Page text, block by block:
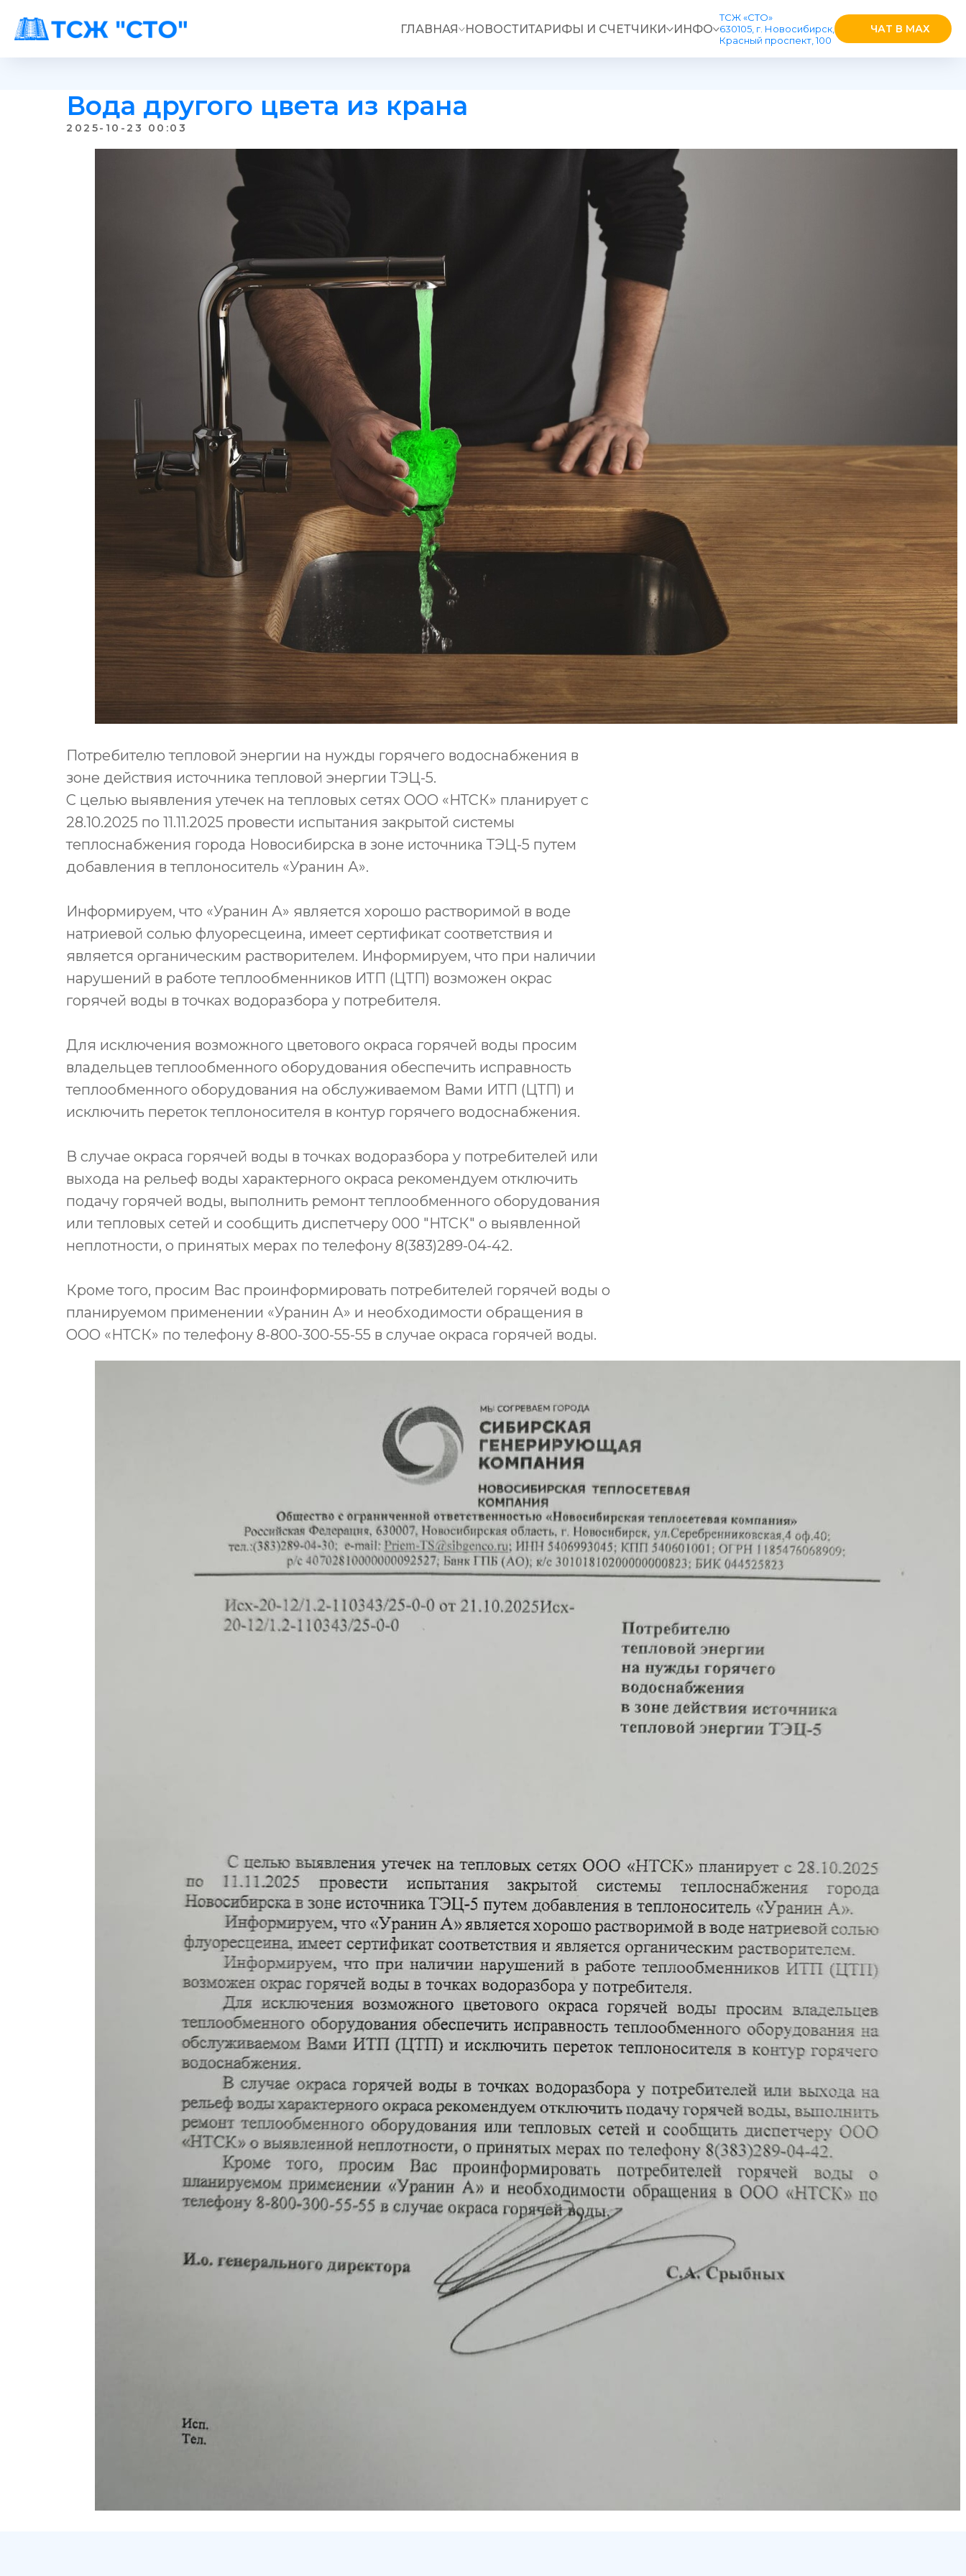
ГЛАВНАЯ НОВОСТИТАРИФЫ И СЧЕТЧИКИ ИНФО
ТСЖ «СТО»
630105, г. Новосибирск,
Красный проспект, 100
ЧАТ В МАХ
Вода другого цвета из крана
2025-10-23 00:03
Потребителю тепловой энергии на нужды горячего водоснабжения в
зоне действия источника тепловой энергии ТЭЦ-5.
С целью выявления утечек на тепловых сетях ООО «НТСК» планирует с
28.10.2025 по 11.11.2025 провести испытания закрытой системы
теплоснабжения города Новосибирска в зоне источника ТЭЦ-5 путем
добавления в теплоноситель «Уранин А».
Информируем, что «Уранин А» является хорошо растворимой в воде
натриевой солью флуоресцеина, имеет сертификат соответствия и
является органическим растворителем. Информируем, что при наличии
нарушений в работе теплообменников ИТП (ЦТП) возможен окрас
горячей воды в точках водоразбора у потребителя.
Для исключения возможного цветового окраса горячей воды просим
владельцев теплообменного оборудования обеспечить исправность
теплообменного оборудования на обслуживаемом Вами ИТП (ЦТП) и
исключить переток теплоносителя в контур горячего водоснабжения.
В случае окраса горячей воды в точках водоразбора у потребителей или
выхода на рельеф воды характерного окраса рекомендуем отключить
подачу горячей воды, выполнить ремонт теплообменного оборудования
или тепловых сетей и сообщить диспетчеру 000 "НТСК" о выявленной
неплотности, о принятых мерах по телефону 8(383)289-04-42.
Кроме того, просим Вас проинформировать потребителей горячей воды о
планируемом применении «Уранин А» и необходимости обращения в
ООО «НТСК» по телефону 8-800-300-55-55 в случае окраса горячей воды.